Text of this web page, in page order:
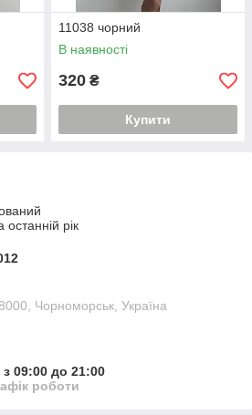
11038 чорний
В наявності
320 ₴
Купити
останній рік
Чорноморськ, Україна
09:00 до 21:00
роботи